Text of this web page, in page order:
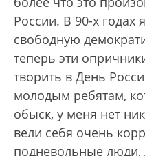
России. В 90-х годах
свободную
теперь эти
творить в День
молодым ребятам,
обыск, у меня нет
вели себя очень
подневольные люди,